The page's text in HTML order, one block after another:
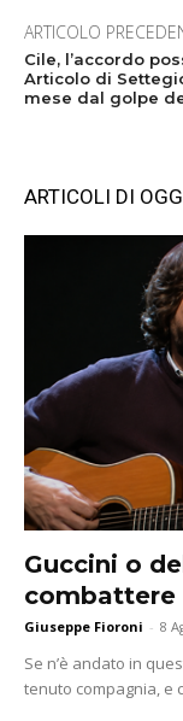
ARTICOLO
Cile, l’accordo
Articolo di
mese dal golpe
ARTICOLI DI
Guccini o
combattere
Giuseppe Fioroni - 8
Se n’è andato in
tenuto compagnia, e